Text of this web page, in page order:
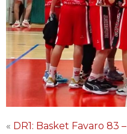
« DR1: Basket Favaro 83 –